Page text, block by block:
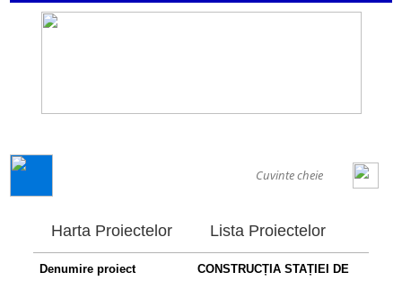
Harta Proiectelor Lista Proiectelor
Denumire proiect
CONSTRUCȚIA STAȚIEI DE